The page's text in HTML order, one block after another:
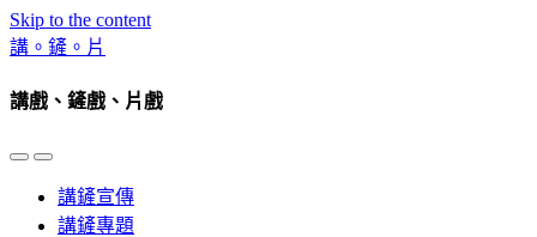
Skip to the content
講。鏟。片
講戲、鏟戲、片戲
Toggle
mobile
Toggle
search
field
講鏟宣傳
講鏟專題